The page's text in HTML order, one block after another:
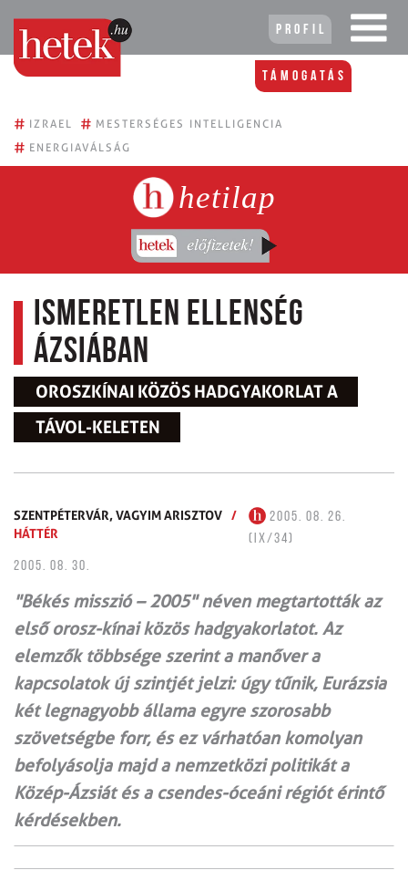
Profil
Támogatás
# IZRAEL # MESTERSÉGES INTELLIGENCIA
# ENERGIAVÁLSÁG
hetilap
Ismeretlen ellenség
Ázsiában
OROSZKÍNAI KÖZÖS HADGYAKORLAT A
TÁVOL-KELETEN
SZENTPÉTERVÁR,VAGYIM ARISZTOV /
HÁTTÉR
2005. 08. 26.
(IX/34)
2005. 08. 30.
"Békés misszió – 2005" néven megtartották az
első orosz-kínai közös hadgyakorlatot. Az
elemzők többsége szerint a manőver a
kapcsolatok új szintjét jelzi: úgy tűnik, Eurázsia
két legnagyobb állama egyre szorosabb
szövetségbe forr, és ez várhatóan komolyan
befolyásolja majd a nemzetközi politikát a
Közép-Ázsiát és a csendes-óceáni régiót érintő
kérdésekben.